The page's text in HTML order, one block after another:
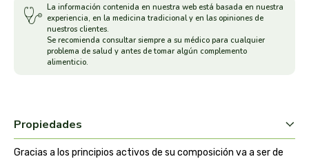
La información contenida en nuestra web está basada en nuestra
experiencia, en la medicina tradicional y en las opiniones de
nuestros clientes.
Se recomienda consultar siempre a su médico para cualquier
problema de salud y antes de tomar algún complemento
alimenticio.
Propiedades
Gracias a los principios activos de su composición va a ser de
artemis
arteoliva
bach original